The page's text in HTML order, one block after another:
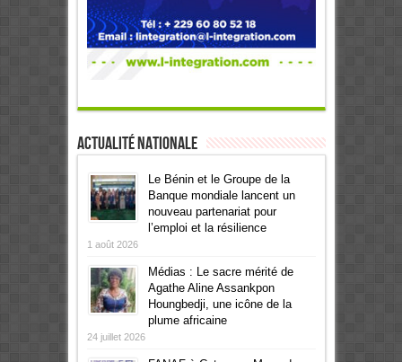
Actualité Nationale
Le Bénin et le Groupe de la
Banque mondiale lancent un
nouveau partenariat pour
l’emploi et la résilience
1 août 2026
Médias : Le sacre mérité de
Agathe Aline Assankpon
Houngbedji, une icône de la
plume africaine
24 juillet 2026